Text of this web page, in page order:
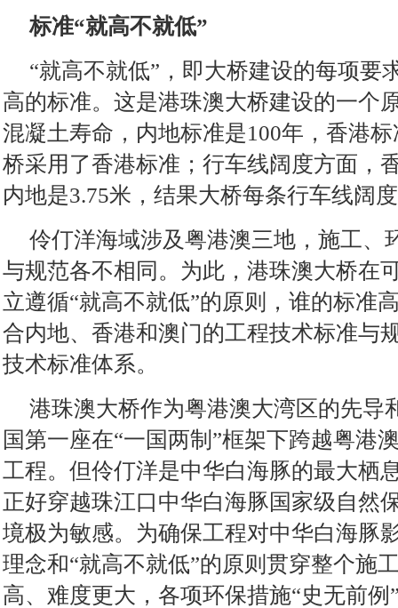
标准“就高不就低”
“就高不就低”，即大桥建设的每项要
高的标准。这是港珠澳大桥建设的一个
混凝土寿命，内地标准是100年，香港
桥采用了香港标准；行车线阔度方面，
内地是3.75米，结果大桥每条行车线阔
伶仃洋海域涉及粤港澳三地，施工、
与规范各不相同。为此，港珠澳大桥在
立遵循“就高不就低”的原则，谁的标准
合内地、香港和澳门的工程技术标准与
技术标准体系。
港珠澳大桥作为粤港澳大湾区的先导
国第一座在“一国两制”框架下跨越粤港
工程。但伶仃洋是中华白海豚的最大栖
正好穿越珠江口中华白海豚国家级自然
境极为敏感。为确保工程对中华白海豚
理念和“就高不就低”的原则贯穿整个施
高、难度更大，各项环保措施“史无前